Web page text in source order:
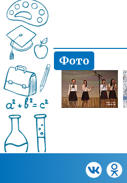
Фото